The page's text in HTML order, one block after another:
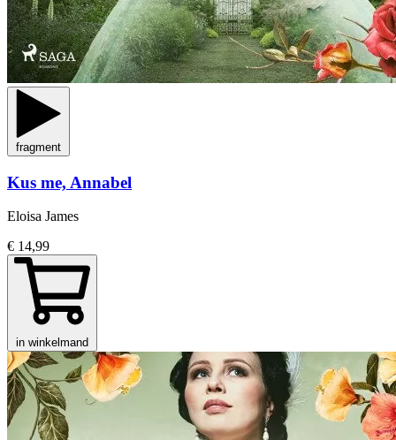
fragment
Kus me, Annabel
Eloisa James
€ 14,99
in winkelmand